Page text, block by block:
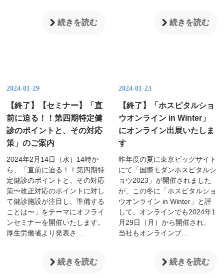
続きを読む 続きを読む
2024-01-29
【終了】【セミナー】「直
前に迫る！！第四期特定健
診のポイントと、その対応
策」のご案内
2024年2月14日（水）14時か
ら、「直前に迫る！！第四期特
定健診のポイントと、その対応
策〜改正対応のポイントに対し
て健診施設が注目し、準備する
ことは〜」をテーマにオフライ
ンセミナーを開催いたします。
厚生労働省より発表さ…
続きを読む
2024-01-23
【終了】「ホスピタルショ
ウオンライン in Winter」
にオンライン出展いたしま
す
昨年度の夏に東京ビッグサイト
にて「国際モダンホスピタルシ
ョウ2023」が開催されました
が、この冬に「ホスピタルショ
ウオンライン in Winter」と評
して、オンラインでも2024年1
月29日（月）から開催され、
当社もオンラインブ…
続きを読む